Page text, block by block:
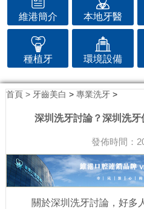
維港簡介 本地牙醫
種植牙 環境設備
首頁 > 牙齒美白 > 專業洗牙>
深圳洗牙討論？深圳洗牙
發佈時間：
關於深圳洗牙討論，好多